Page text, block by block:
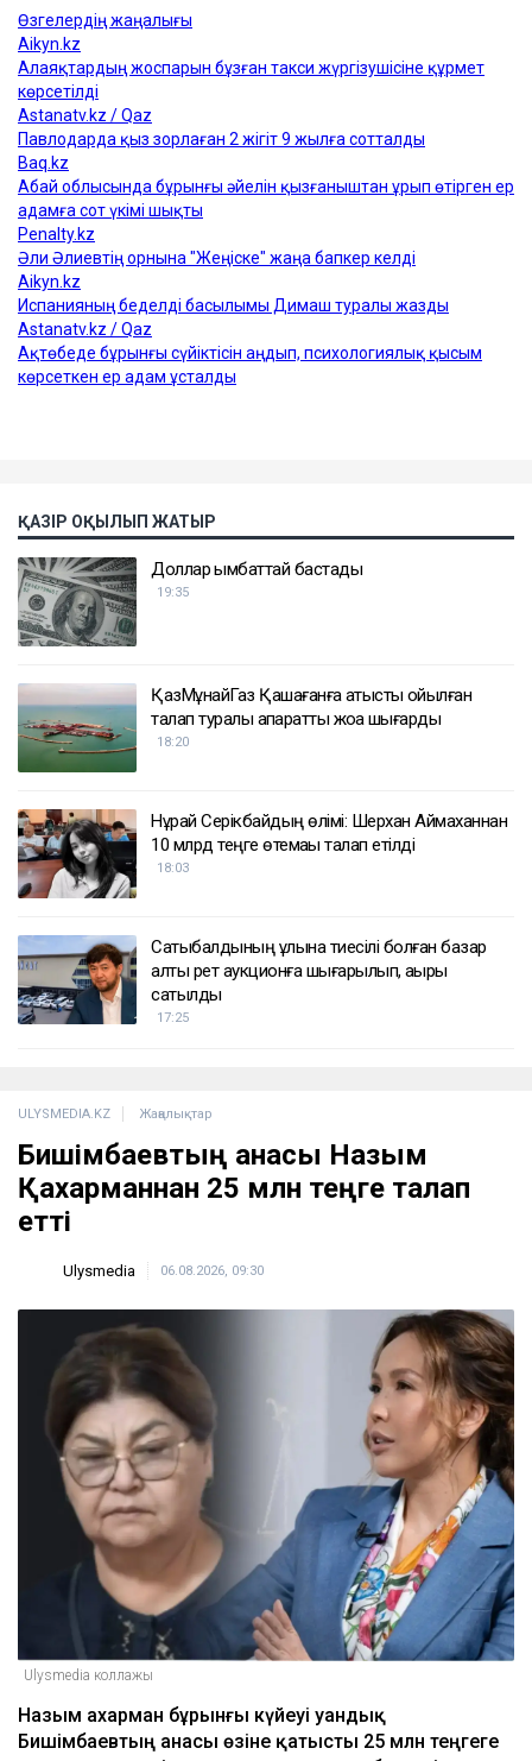
ҚАЗІР ОҚЫЛЫП ЖАТЫР
Доллар қымбаттай бастады
ҚазМұнайГаз Қашағанға қатысты қойылған
талап туралы ақпаратты жоққа шығарды
Нұрай Серікбайдың өлімі: Шерхан Аймаханнан
10 млрд теңге өтемақы талап етілді
18:03
алты рет аукционға шығарылып, ақыры
ULYSMEDIA.KZ Жаңалықтар
Бишімбаевтың анасы Назым
Қахарманнан 25 млн теңге талап
Ulysmedia 06.08.2026, 09:30